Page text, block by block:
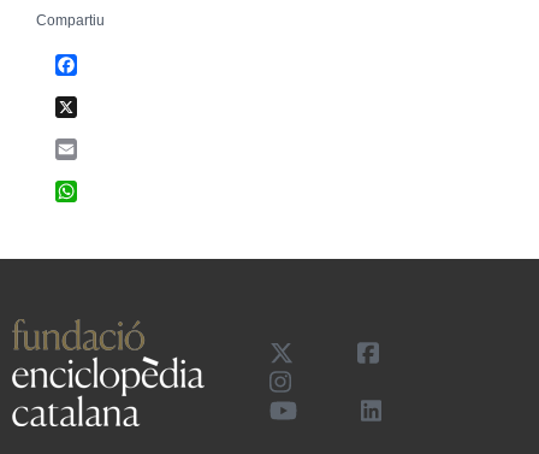
Compartiu